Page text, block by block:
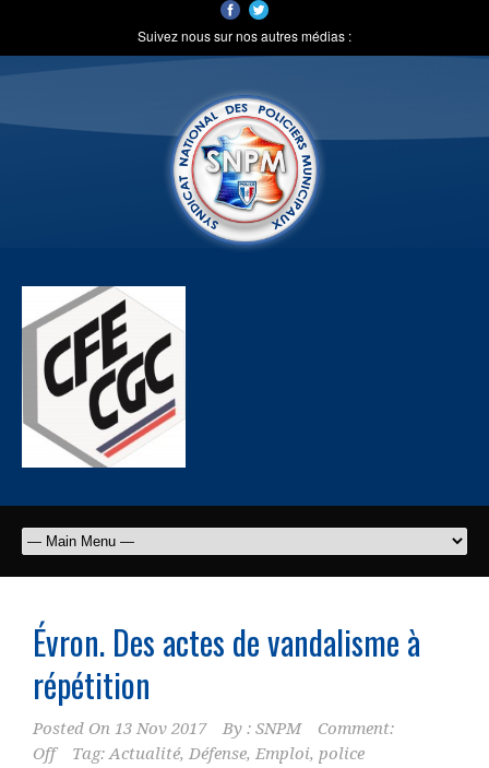
Suivez nous sur nos autres médias :
Évron. Des actes de vandalisme à
répétition
Posted On 13 Nov 2017 By : SNPM
Comment:
Off
Tag:Actualité, Défense, Emploi, police